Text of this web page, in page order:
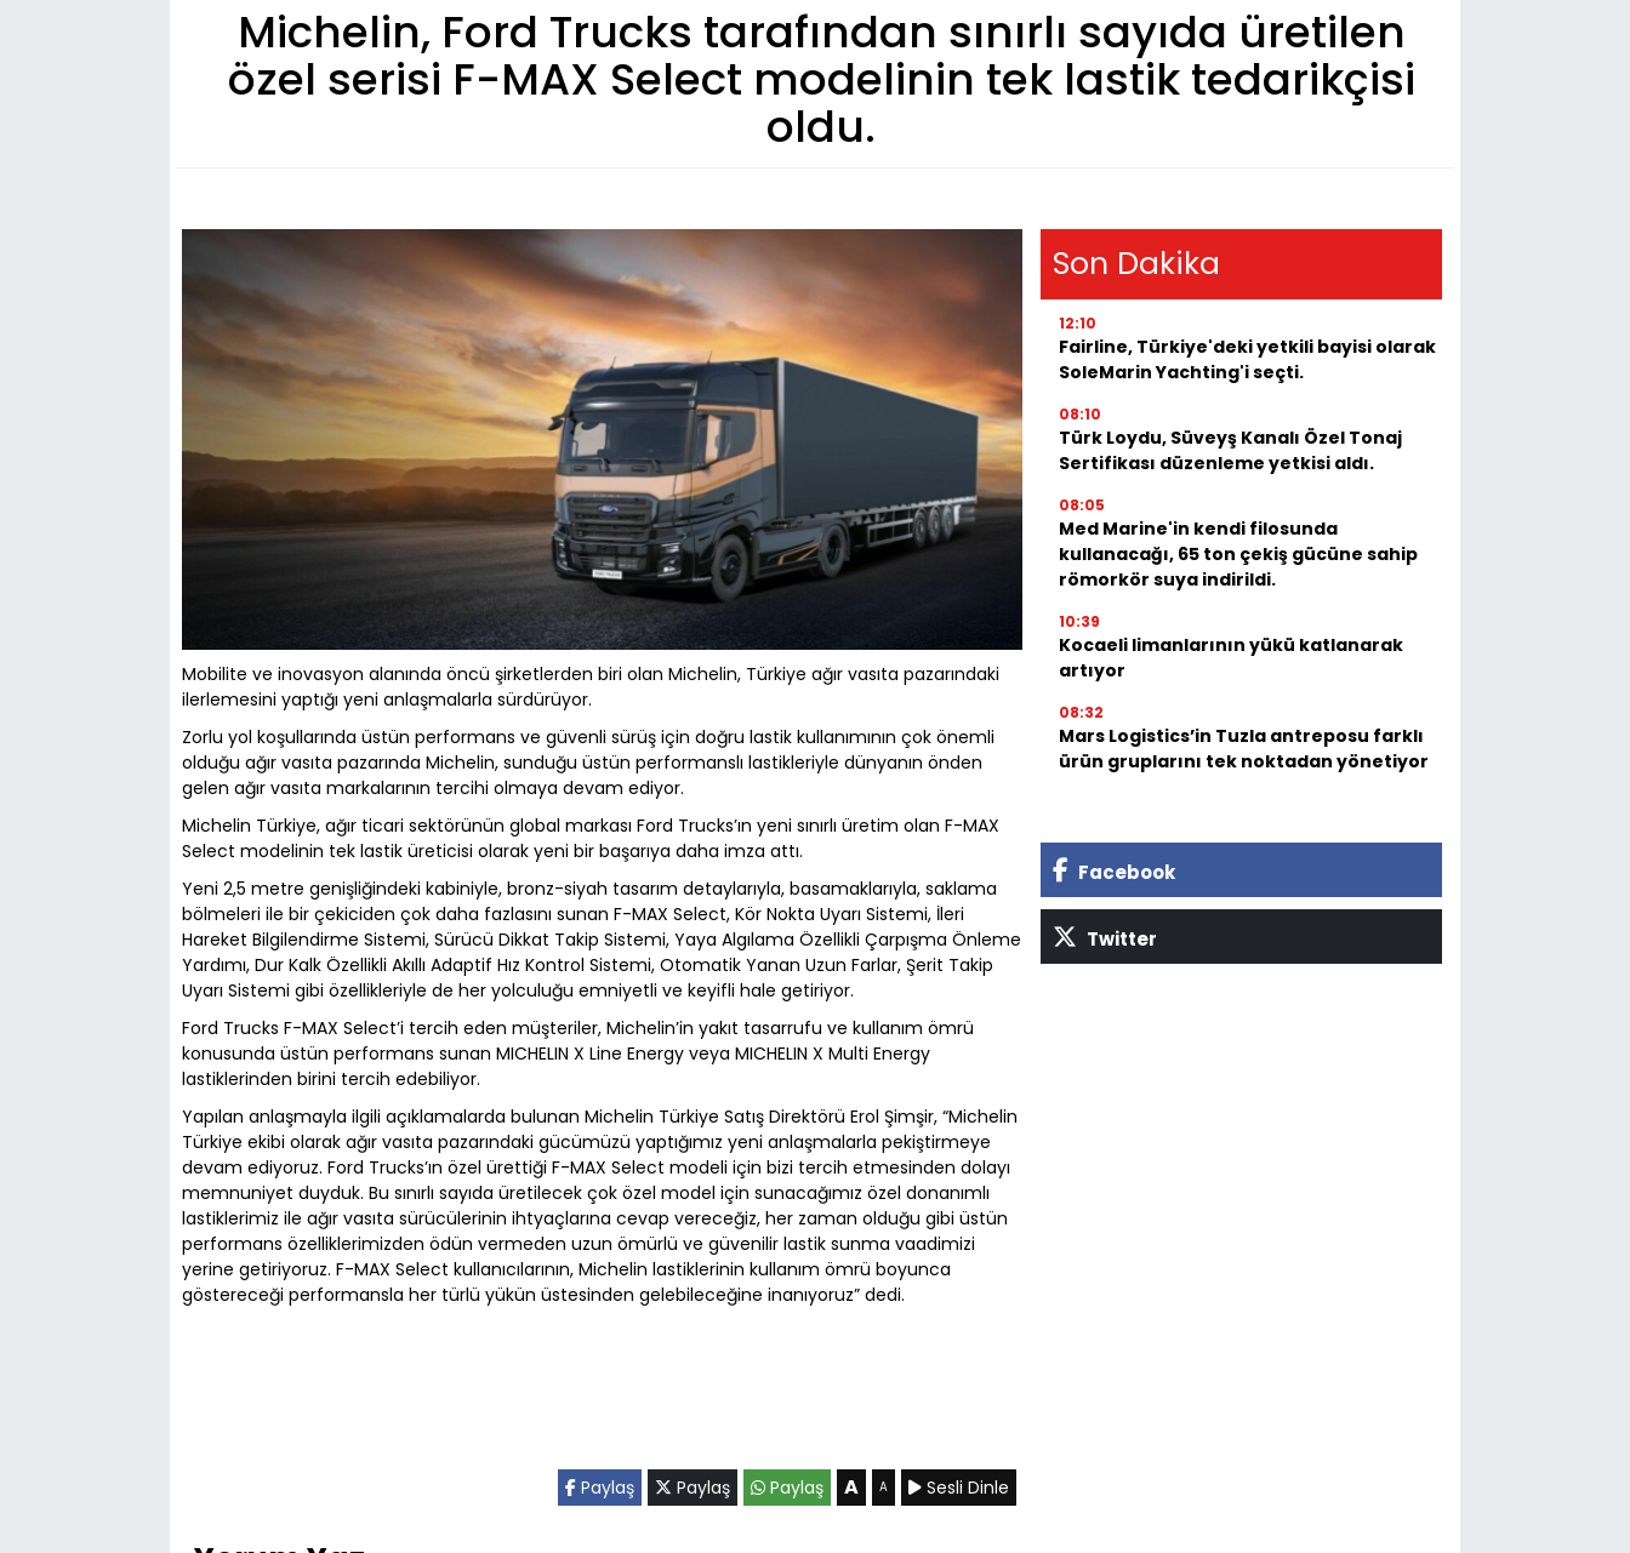
Michelin, Ford Trucks tarafından sınırlı sayıda üretilen
özel serisi F-MAX Select modelinin tek lastik tedarikçisi
oldu.
Mobilite ve inovasyon alanında öncü şirketlerden biri olan Michelin, Türkiye ağır vasıta pazarındaki
ilerlemesini yaptığı yeni anlaşmalarla sürdürüyor.
Zorlu yol koşullarında üstün performans ve güvenli sürüş için doğru lastik kullanımının çok önemli
olduğu ağır vasıta pazarında Michelin, sunduğu üstün performanslı lastikleriyle dünyanın önden
gelen ağır vasıta markalarının tercihi olmaya devam ediyor.
Michelin Türkiye, ağır ticari sektörünün global markası Ford Trucks’ın yeni sınırlı üretim olan F-MAX
Select modelinin tek lastik üreticisi olarak yeni bir başarıya daha imza attı.
Yeni 2,5 metre genişliğindeki kabiniyle, bronz-siyah tasarım detaylarıyla, basamaklarıyla, saklama
bölmeleri ile bir çekiciden çok daha fazlasını sunan F-MAX Select, Kör Nokta Uyarı Sistemi, İleri
Hareket Bilgilendirme Sistemi, Sürücü Dikkat Takip Sistemi, Yaya Algılama Özellikli Çarpışma Önleme
Yardımı, Dur Kalk Özellikli Akıllı Adaptif Hız Kontrol Sistemi, Otomatik Yanan Uzun Farlar, Şerit Takip
Uyarı Sistemi gibi özellikleriyle de her yolculuğu emniyetli ve keyifli hale getiriyor.
Ford Trucks F-MAX Select’i tercih eden müşteriler, Michelin’in yakıt tasarrufu ve kullanım ömrü
konusunda üstün performans sunan MICHELIN X Line Energy veya MICHELIN X Multi Energy
lastiklerinden birini tercih edebiliyor.
Yapılan anlaşmayla ilgili açıklamalarda bulunan Michelin Türkiye Satış Direktörü Erol Şimşir, “Michelin
Türkiye ekibi olarak ağır vasıta pazarındaki gücümüzü yaptığımız yeni anlaşmalarla pekiştirmeye
devam ediyoruz. Ford Trucks’ın özel ürettiği F-MAX Select modeli için bizi tercih etmesinden dolayı
memnuniyet duyduk. Bu sınırlı sayıda üretilecek çok özel model için sunacağımız özel donanımlı
lastiklerimiz ile ağır vasıta sürücülerinin ihtyaçlarına cevap vereceğiz, her zaman olduğu gibi üstün
performans özelliklerimizden ödün vermeden uzun ömürlü ve güvenilir lastik sunma vaadimizi
yerine getiriyoruz. F-MAX Select kullanıcılarının, Michelin lastiklerinin kullanım ömrü boyunca
göstereceği performansla her türlü yükün üstesinden gelebileceğine inanıyoruz” dedi.
Paylaş Paylaş Paylaş A A Sesli Dinle
Son Dakika
12:10
Fairline, Türkiye'deki yetkili bayisi olarak
SoleMarin Yachting'i seçti.
08:10
Türk Loydu, Süveyş Kanalı Özel Tonaj
Sertifikası düzenleme yetkisi aldı.
08:05
Med Marine'in kendi filosunda
kullanacağı, 65 ton çekiş gücüne sahip
römorkör suya indirildi.
10:39
Kocaeli limanlarının yükü katlanarak
artıyor
08:32
Mars Logistics’in Tuzla antreposu farklı
ürün gruplarını tek noktadan yönetiyor
Facebook
Twitter